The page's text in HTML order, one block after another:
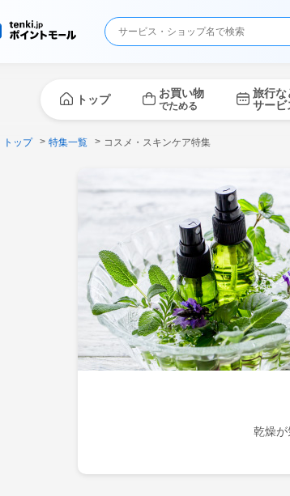
トップ お買い物
でためる
旅行な
サービ
トップ 特集一覧 コスメ・スキンケア特集
乾燥が